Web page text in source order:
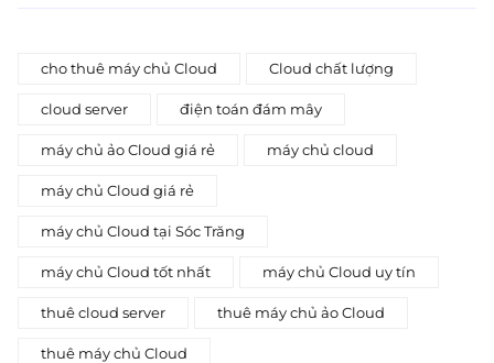
cho thuê máy chủ Cloud Cloud chất lượng
cloud server điện toán đám mây
máy chủ ảo Cloud giá rẻ máy chủ cloud
máy chủ Cloud giá rẻ
máy chủ Cloud tại Sóc Trăng
máy chủ Cloud tốt nhất máy chủ Cloud uy tín
thuê cloud server thuê máy chủ ảo Cloud
thuê máy chủ Cloud